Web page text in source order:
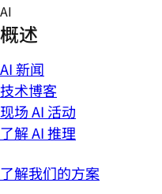
Skip
to
content
AI
概述
AI 新闻
技术博客
现场 AI 活动
了解 AI 推理
了解我们的方案